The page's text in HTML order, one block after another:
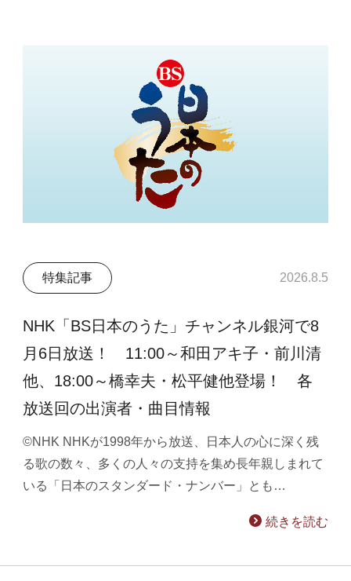
特集記事 2026.8.5
NHK「BS日本のうた」チャンネル銀河で8
月6日放送！ 11:00～和田アキ子・前川清
他、18:00～橋幸夫・松平健他登場！ 各
放送回の出演者・曲目情報
©NHK NHKが1998年から放送、日本人の心に深く残
る歌の数々、多くの人々の支持を集め長年親しまれて
いる「日本のスタンダード・ナンバー」とも…
続きを読む